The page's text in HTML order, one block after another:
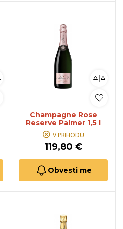
Champagne Rose
Reserve Palmer 1,5 l
V PRIHODU
119,80 €
Obvesti me